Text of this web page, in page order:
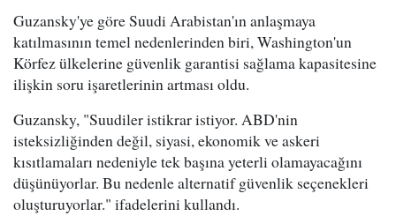
Guzansky'ye göre Suudi Arabistan'ın anlaşmaya
katılmasının temel nedenlerinden biri, Washington'un
Körfez ülkelerine güvenlik garantisi sağlama kapasitesine
ilişkin soru işaretlerinin artması oldu.
Guzansky, "Suudiler istikrar istiyor. ABD'nin
isteksizliğinden değil, siyasi, ekonomik ve askeri
kısıtlamaları nedeniyle tek başına yeterli olamayacağını
düşünüyorlar. Bu nedenle alternatif güvenlik seçenekleri
oluşturuyorlar." ifadelerini kullandı.